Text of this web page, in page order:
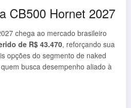
CB500 Hornet 2027
chega ao mercado brasileiro
de R$ 43.470, reforçando sua
opções do segmento de naked
busca desempenho aliado à